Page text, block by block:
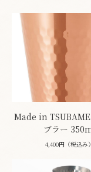
Made in
ブラー
4,400円（税込み）